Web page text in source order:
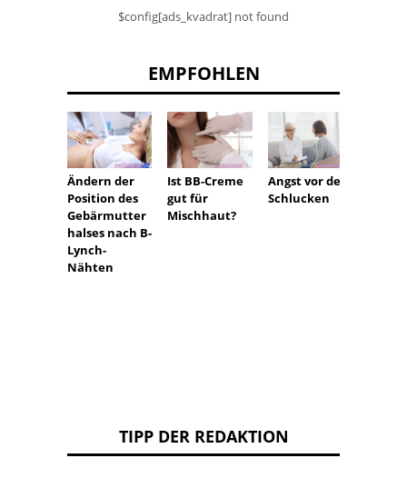
$config[ads_kvadrat] not found
EMPFOHLEN
Ändern der
Position des
Gebärmutter
halses nach B-
Lynch-
Nähten
Ist BB-Creme
gut für
Mischhaut?
Angst vor dem
Schlucken
TIPP DER REDAKTION